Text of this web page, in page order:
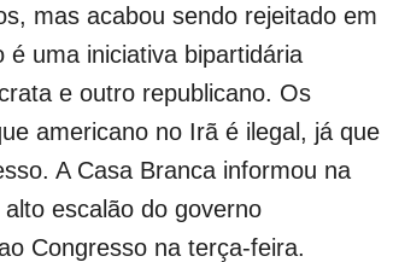
mas acabou sendo rejeitado em
é uma iniciativa bipartidária
e outro republicano. Os
americano no Irã é ilegal, já que
A Casa Branca informou na
escalão do governo
Congresso na terça-feira.